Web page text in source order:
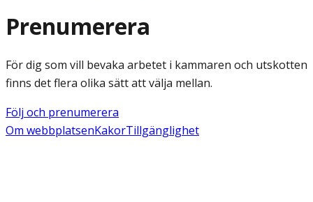
Prenumerera
För dig som vill bevaka arbetet i kammaren och utskotten
finns det flera olika sätt att välja mellan.
Följ och prenumerera
Om webbplatsenKakorTillgänglighet